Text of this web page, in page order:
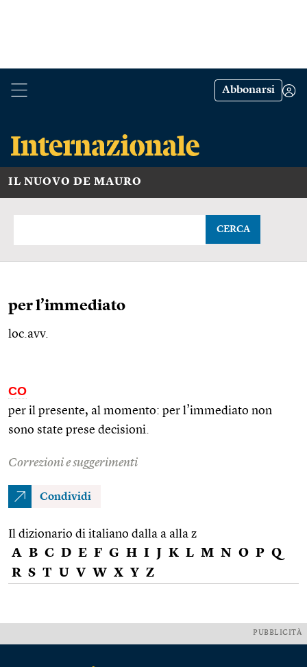
Abbonarsi
IL NUOVO DE MAURO
CERCA
per l’immediato
loc.avv.
CO
per il presente, al momento: per l’immediato non
sono state prese decisioni.
Correzioni e suggerimenti
Condividi
Il dizionario di italiano dalla a alla z
A B C D E F G H I J K L M N O P Q
R S T U V W X Y Z
PUBBLICITÀ